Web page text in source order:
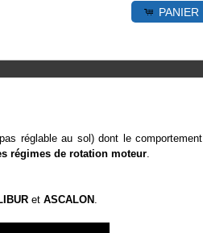
PANIER
réglable au sol) dont le comportement
régimes de rotation moteur.
et ASCALON .